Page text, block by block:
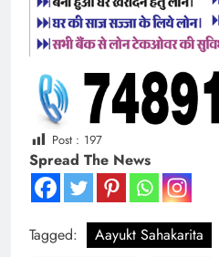
Post : 197
Spread The News
Tagged: Aayukt Sahakarita